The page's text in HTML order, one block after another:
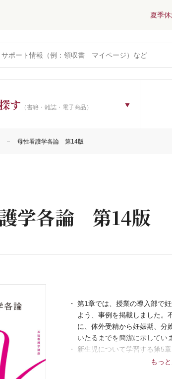
夏季
す （書籍・雑誌・電子商品）
母性看護学各論 第14版
学各論 第14版
もっ
第1章では、授業の導入部で
よう、事例を掲載しました。
に、体外受精から妊娠期、分
いたるまでを簡潔に示してい
新生児について学習する第5
な見直しをはかりました。疾